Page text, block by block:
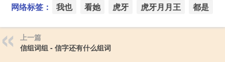
网络标签： 我也 看她 虎牙 虎牙月月王 都是
上一篇
信组词组 - 信字还有什么组词